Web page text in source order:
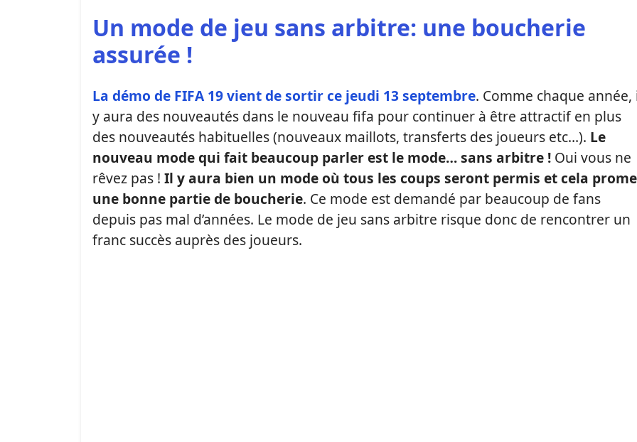
Un mode de jeu sans arbitre: une boucherie
assurée !
La démo de FIFA 19 vient de sortir ce jeudi 13 septembre. Comme chaque année,
y aura des nouveautés dans le nouveau fifa pour continuer à être attractif en plus
des nouveautés habituelles (nouveaux maillots, transferts des joueurs etc…). Le
nouveau mode qui fait beaucoup parler est le mode… sans arbitre ! Oui vous ne
rêvez pas ! Il y aura bien un mode où tous les coups seront permis et cela
une bonne partie de boucherie. Ce mode est demandé par beaucoup de fans
depuis pas mal d’années. Le mode de jeu sans arbitre risque donc de rencontrer un
franc succès auprès des joueurs.